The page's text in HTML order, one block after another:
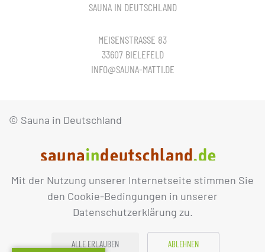
Mit der Nutzung unserer Internetseite stimmen Sie
den Cookie-Bedingungen in unserer
Datenschutzerklärung zu.
ALLE ERLAUBEN ABLEHNEN
SAUNA IN DEUTSCHLAND
MEISENSTRASSE 83
33607 BIELEFELD
INFO@SAUNA-MATTI.DE
© Sauna in Deutschland
IMPRESSUM DATENSCHUTZ